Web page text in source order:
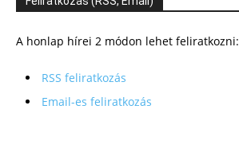
A honlap hírei 2 módon lehet feliratkozni:
RSS feliratkozás
Email-es feliratkozás